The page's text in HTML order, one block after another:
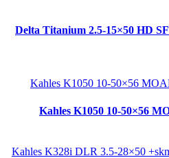
دوربین روی سلاح دلتا تیتانیوم Delta Titanium 2.5-15×50 HD SF